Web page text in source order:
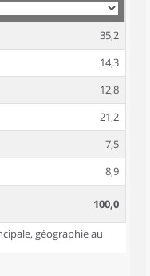
35,2
14,3
12,8
21,2
7,5
8,9
100,0
géographie au